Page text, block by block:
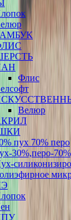
Флис
Велюр
пух 70% перо
30%,перо-